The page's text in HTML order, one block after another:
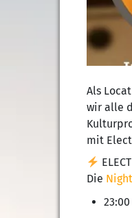
Als
wir alle
mit
Die